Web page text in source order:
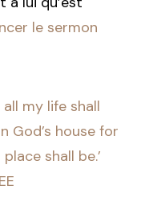
le sermon
my life shall
God’s house for
shall be.’